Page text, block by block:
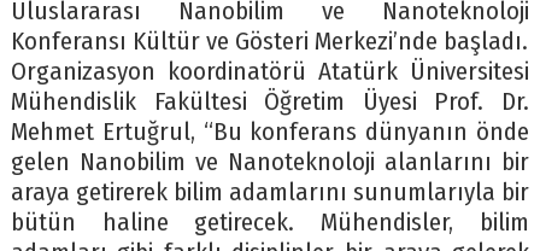
Uluslararası Nanobilim ve Nanoteknoloji
Konferansı Kültür ve Gösteri Merkezi’nde başladı.
Organizasyon koordinatörü Atatürk Üniversitesi
Mühendislik Fakültesi Öğretim Üyesi Prof. Dr.
Mehmet Ertuğrul, “Bu konferans dünyanın önde
gelen Nanobilim ve Nanoteknoloji alanlarını bir
araya getirerek bilim adamlarını sunumlarıyla bir
bütün haline getirecek. Mühendisler, bilim